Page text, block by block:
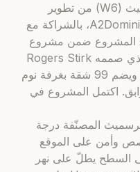
Artisi مشروع سكني في هامرسميث (W6) من تطوير
FABRICA، العلامة السكنية لـ A2Dominion، بالشراكة مع
المشروع ضمن مشروع
الحرم المدني لبلدية هامرسميث الذي صممه Rogers Stirk
Harbour + Partners (RSHP)، ويضم 99 شقة بغرفة نوم
في مبنى من 10 طوابق. اكتمل المشروع في
المصنّفة درجة
وأمن على الموقع
السطح يطلّ على نهر